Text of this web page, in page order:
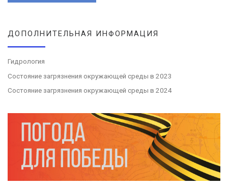
ДОПОЛНИТЕЛЬНАЯ ИНФОРМАЦИЯ
Гидрология
Состояние загрязнения окружающей среды в 2023
Состояние загрязнения окружающей среды в 2024